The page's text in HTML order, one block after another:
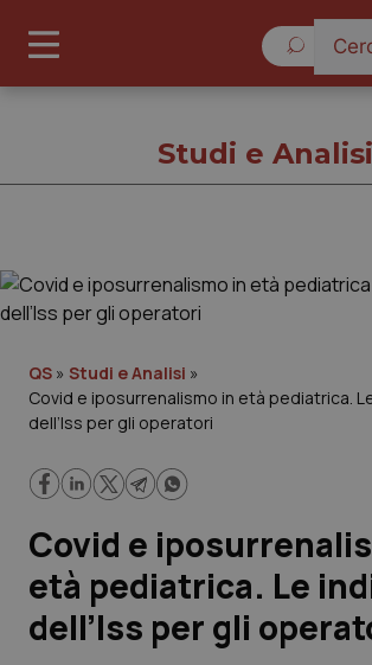
Governo e Parlamento
Regioni e Asl
Lavoro e Professioni
Scienza e Farmaci
Studi e Analisi
Studi e Analisi
QS » Studi e Analisi »
Covid e iposurrenalismo in età pediatrica.
dell’Iss per gli operatori
Covid e
età pediatrica. Le
dell’Iss per gli